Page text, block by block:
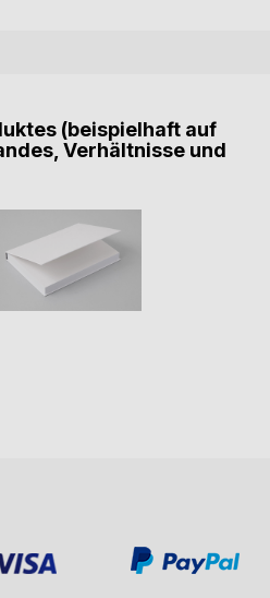
(beispielhaft auf
Verhältnisse und